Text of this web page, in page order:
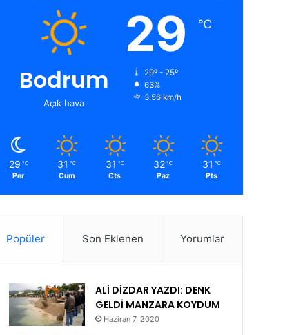
Bodrum
Açık hava
29 ℃
29º - 25º
63%
3.56 km/h
29 ℃
Per
31 ℃
Cum
31 ℃
Cts
32 ℃
Paz
31 ℃
Pts
Popüler Son Eklenen Yorumlar
ALİ DİZDAR YAZDI: DENK
GELDİ MANZARA KOYDUM
Haziran 7, 2020